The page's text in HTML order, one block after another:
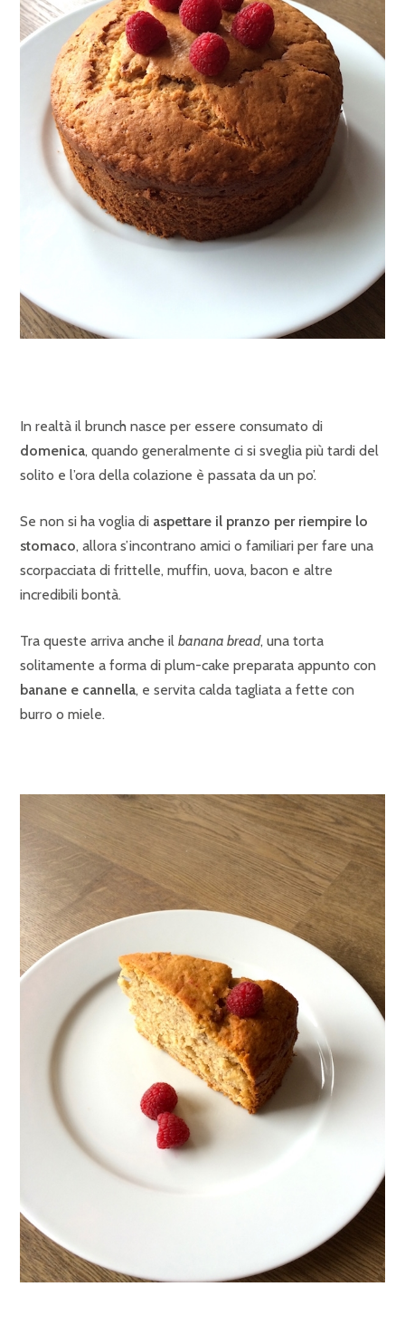
In realtà il brunch nasce per essere consumato di
domenica, quando generalmente ci si sveglia più tardi del
solito e l’ora della colazione è passata da un po’.
Se non si ha voglia di aspettare il pranzo per riempire lo
stomaco, allora s’incontrano amici o familiari per fare una
scorpacciata di frittelle, muffin, uova, bacon e altre
incredibili bontà.
Tra queste arriva anche il banana bread, una torta
solitamente a forma di plum-cake preparata appunto con
banane e cannella, e servita calda tagliata a fette con
burro o miele.